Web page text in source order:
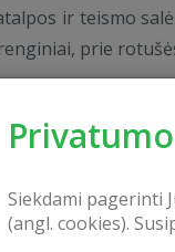
Siekdami pagerinti
(angl. cookies).
ir teismo
prie
jos
Žalgirio mūšiui